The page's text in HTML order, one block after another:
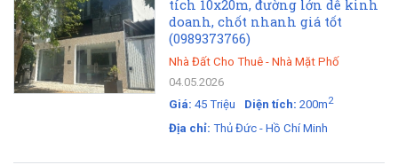
tích 10x20m, đường lớn dễ kinh
doanh, chốt nhanh giá tốt
(0989373766)
Nhà Đất Cho Thuê - Nhà Mặt Phố
04.05.2026
Giá: 45 Triệu Diện tích: 200m2
Địa chỉ: Thủ Đức - Hồ Chí Minh